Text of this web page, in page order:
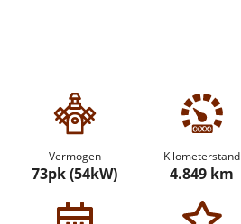
Vermogen
73pk (54kW)
Kilometerstand
4.849 km